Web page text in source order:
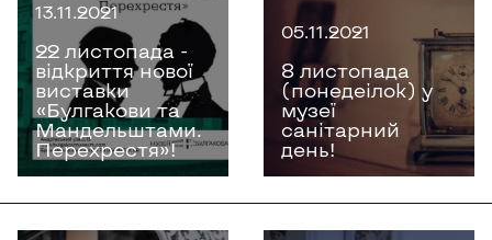
13.11.2021
22 листопада -
відкриття нової
виставки
«Булгакови та
Мандельштами.
Перехрестя»!
05.11.2021
8 листопада
(понедеілок) у
музеї
санітарний
день!